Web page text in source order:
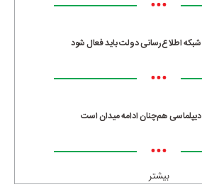
•••
شبکه اطلاع‌رسانی دولت باید فعال شود
•••
دیپلماسی هم‌چنان ادامه میدان است
•••
بیشتر